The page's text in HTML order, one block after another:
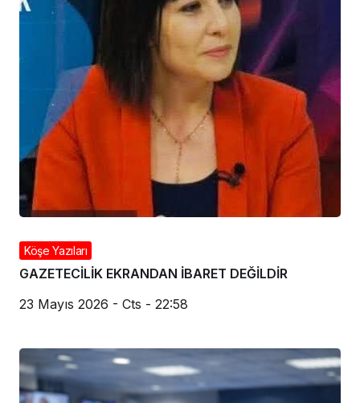
Köşe Yazıları
GAZETECİLİK EKRANDAN İBARET DEĞİLDİR
23 Mayıs 2026 - Cts - 22:58